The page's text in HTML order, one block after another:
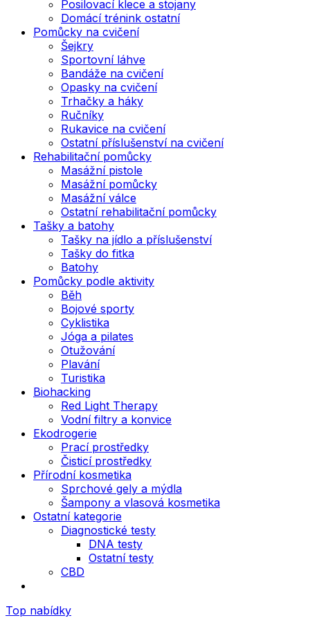
Posilovací klece a stojany
Domácí trénink ostatní
Pomůcky na cvičení
Šejkry
Sportovní láhve
Bandáže na cvičení
Opasky na cvičení
Trhačky a háky
Ručníky
Rukavice na cvičení
Ostatní příslušenství na cvičení
Rehabilitační pomůcky
Masážní pistole
Masážní pomůcky
Masážní válce
Ostatní rehabilitační pomůcky
Tašky a batohy
Tašky na jídlo a příslušenství
Tašky do fitka
Batohy
Pomůcky podle aktivity
Běh
Bojové sporty
Cyklistika
Jóga a pilates
Otužování
Plavání
Turistika
Biohacking
Red Light Therapy
Vodní filtry a konvice
Ekodrogerie
Prací prostředky
Čisticí prostředky
Přírodní kosmetika
Sprchové gely a mýdla
Šampony a vlasová kosmetika
Ostatní kategorie
Diagnostické testy
DNA testy
Ostatní testy
CBD
Top nabídky